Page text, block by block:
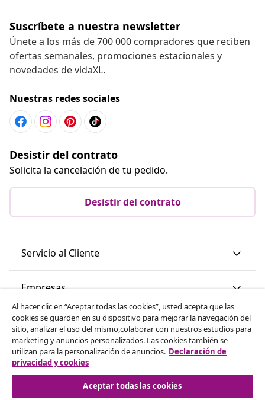
Suscríbete a nuestra newsletter
Únete a los más de 700 000 compradores que reciben
ofertas semanales, promociones estacionales y
novedades de vidaXL.
Nuestras redes sociales
Desistir del contrato
Solicita la cancelación de tu pedido.
Desistir del contrato
Servicio al Cliente
Empresas
vidaXL
Descubre mas
Al hacer clic en “Aceptar todas las cookies”, usted acepta que las
cookies se guarden en su dispositivo para mejorar la navegación del
sitio, analizar el uso del mismo,colaborar con nuestros estudios para
marketing y anuncios personalizados. Las cookies también se
utilizan para la personalización de anuncios. Declaración de
privacidad y cookies
Aceptar todas las cookies